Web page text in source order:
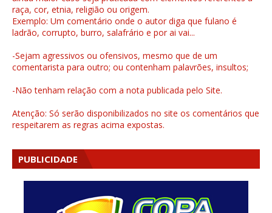
raça, cor, etnia, religião ou origem.
Exemplo: Um comentário onde o autor diga que fulano é
ladrão, corrupto, burro, salafrário e por ai vai...
-Sejam agressivos ou ofensivos, mesmo que de um
comentarista para outro; ou contenham palavrões, insultos;
-Não tenham relação com a nota publicada pelo Site.
Atenção: Só serão disponibilizados no site os comentários que
respeitarem as regras acima expostas.
PUBLICIDADE